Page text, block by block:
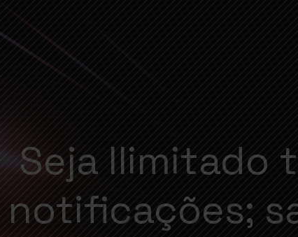
Seja Ilimitado
notificações;